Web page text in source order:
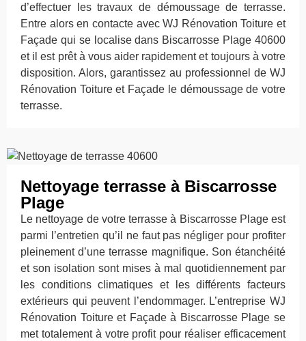
d’effectuer les travaux de démoussage de terrasse.
Entre alors en contacte avec WJ Rénovation Toiture et
Façade qui se localise dans Biscarrosse Plage 40600
et il est prêt à vous aider rapidement et toujours à votre
disposition. Alors, garantissez au professionnel de WJ
Rénovation Toiture et Façade le démoussage de votre
terrasse.
Nettoyage terrasse à Biscarrosse
Plage
Le nettoyage de votre terrasse à Biscarrosse Plage est
parmi l’entretien qu’il ne faut pas négliger pour profiter
pleinement d’une terrasse magnifique. Son étanchéité
et son isolation sont mises à mal quotidiennement par
les conditions climatiques et les différents facteurs
extérieurs qui peuvent l’endommager. L’entreprise WJ
Rénovation Toiture et Façade à Biscarrosse Plage se
met totalement à votre profit pour réaliser efficacement